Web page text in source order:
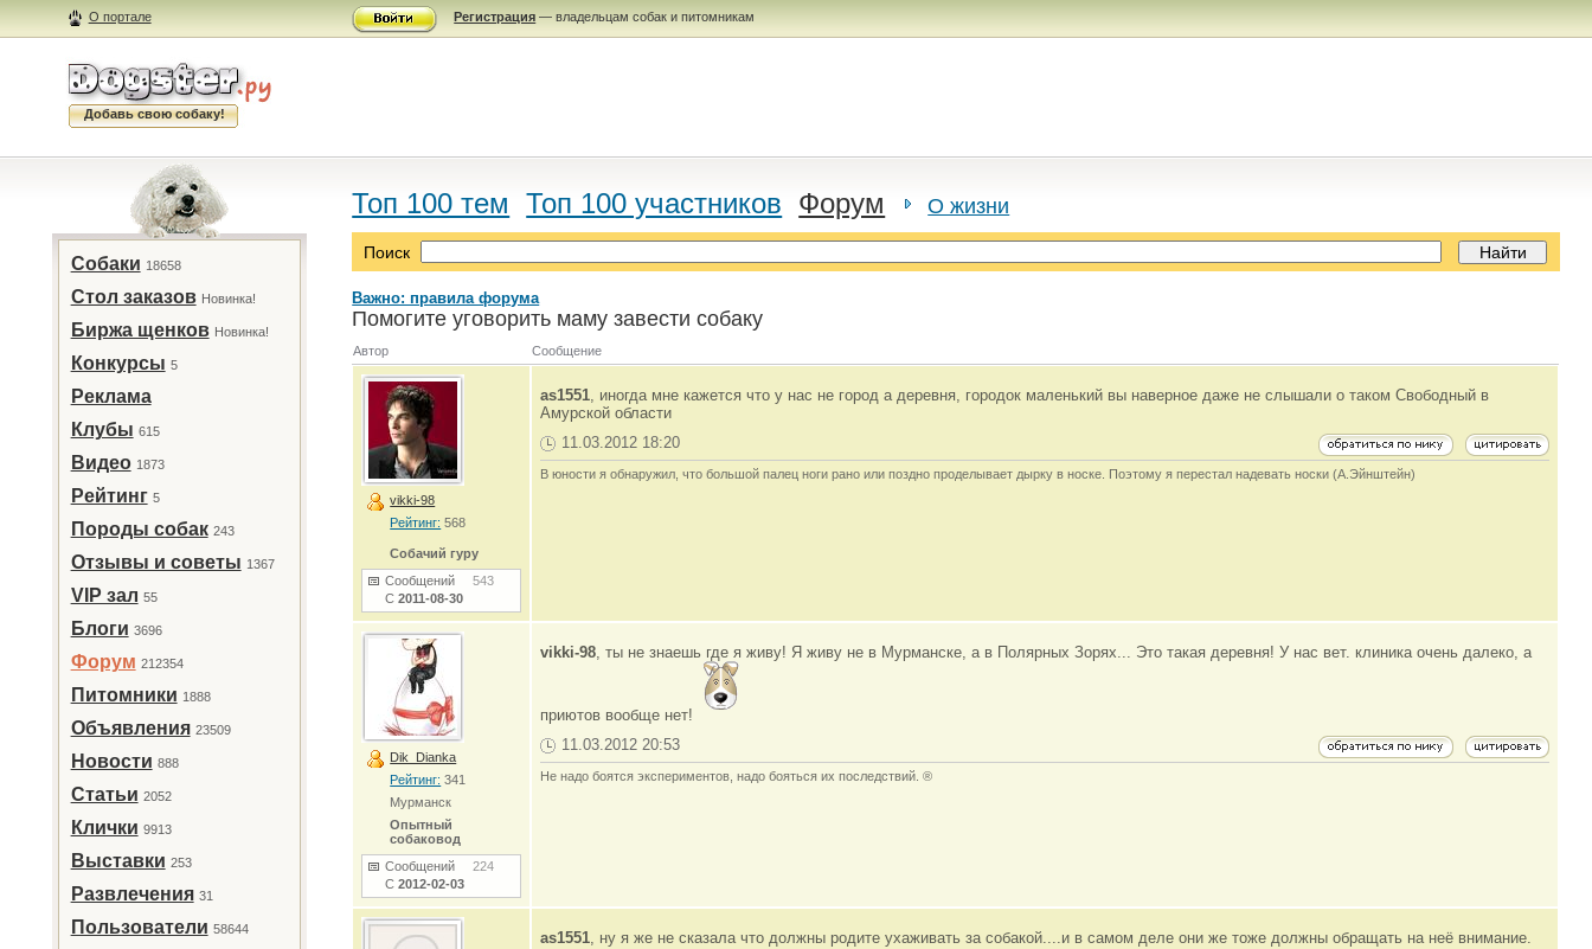
О портале Регистрация — владельцам собак и питомникам
Добавь свою собаку!
Собаки 18658
Стол заказов Новинка!
Биржа щенков Новинка!
Конкурсы 5
Реклама
Клубы 615
Видео 1873
Рейтинг 5
Породы собак 243
Отзывы и советы 1367
VIP зал 55
Блоги 3696
Форум 212354
Питомники 1888
Объявления 23509
Новости 888
Статьи 2052
Клички 9913
Выставки 253
Развлечения 31
Пользователи 58644
Топ 100 тем Топ 100 участников Форум О жизни
Поиск
Важно: правила форума
Помогите уговорить маму завести собаку
Автор Сообщение
vikki-98
Рейтинг: 568
Собачий гуру
Сообщений543
С2011-08-30
as1551, иногда мне кажется что у нас не город а деревня, городок маленький вы наверное даже не слышали о таком Свободный в
Амурской области
11.03.2012 18:20
В юности я обнаружил, что большой палец ноги рано или поздно проделывает дырку в носке. Поэтому я перестал надевать носки (А.Эйнштейн)
Dik_Dianka
Рейтинг: 341
Мурманск
Опытный
собаковод
Сообщений224
С2012-02-03
vikki-98, ты не знаешь где я живу! Я живу не в Мурманске, а в Полярных Зорях... Это такая деревня! У нас вет. клиника очень далеко, а
приютов вообще нет!
11.03.2012 20:53
Не надо боятся экспериментов, надо бояться их последствий. ®
as1551, ну я же не сказала что должны родите ухаживать за собакой....и в самом деле они же тоже должны обращать на неё внимание.